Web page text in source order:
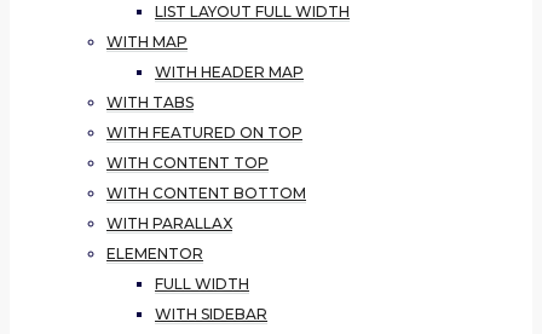
LIST LAYOUT FULL WIDTH
WITH MAP
WITH HEADER MAP
WITH TABS
WITH FEATURED ON TOP
WITH CONTENT TOP
WITH CONTENT BOTTOM
WITH PARALLAX
ELEMENTOR
FULL WIDTH
WITH SIDEBAR